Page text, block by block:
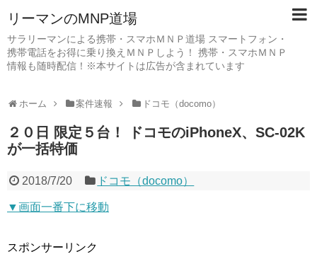
リーマンのMNP道場
サラリーマンによる携帯・スマホＭＮＰ道場 スマートフォン・
携帯電話をお得に乗り換えＭＮＰしよう！ 携帯・スマホＭＮＰ
情報も随時配信！※本サイトは広告が含まれています
ホーム 案件速報 ドコモ（docomo）
２０日 限定５台！ ドコモのiPhoneX、SC-02K
が一括特価
2018/7/20 ドコモ（docomo）
▼画面一番下に移動
スポンサーリンク